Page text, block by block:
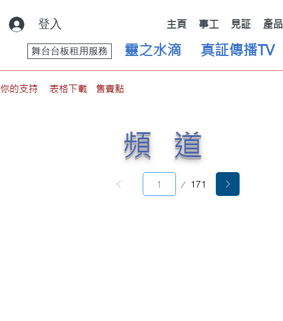
登入 主頁 事工 見証 產品
靈之水滴
舞台台板租用服務 真証傳播TV
你的支持 表格下載 售賣點
頻道
171